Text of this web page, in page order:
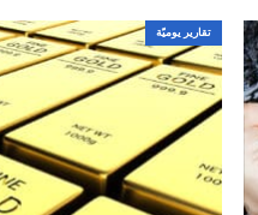
تقارير يوميّة